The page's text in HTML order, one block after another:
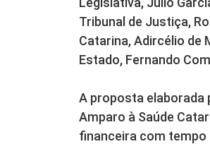
Tribunal de Justiça,
Catarina, Adircélio de
Estado, Fernando
A proposta elaborada
Amparo à Saúde
financeira com tempo